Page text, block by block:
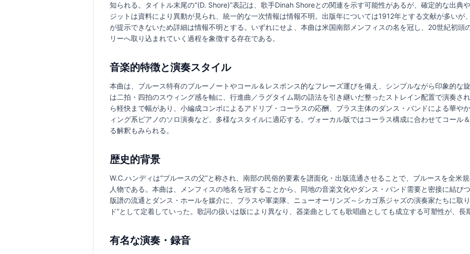
知られる。タイトル末尾の“(D. Shore)”表記は、歌手Dinah Shoreとの関連を示す可能性があるが、確定的な出典
ジットは資料により異動が見られ、統一的な一次情報は情報不明。出版年については1912年とする文献が多いが
が提示できないため詳細は情報不明とする。いずれにせよ、本曲は米国南部メンフィスの名を冠し、20世紀初頭
リーへ取り込まれていく過程を象徴する存在である。
音楽的特徴と演奏スタイル
本曲は、ブルース特有のブルーノートやコール＆レスポンス的なフレーズ運びを備え、シンプルながら印象的な
は二拍・四拍のスウィング感を軸に、行進曲／ラグタイム期の語法を引き継いだ整ったストレイン配置で演奏さ
ら軽快まで幅があり、小編成コンボによるアドリブ・コーラスの応酬、ブラス主体のダンス・バンドによる華や
ィング系ピアノのソロ演奏など、多様なスタイルに適応する。ヴォーカル版ではコーラス構成に合わせてコール
る解釈もみられる。
歴史的背景
W.C.ハンディは“ブルースの父”と称され、南部の民俗的要素を譜面化・出版流通させることで、ブルースを全米
人物である。本曲は、メンフィスの地名を冠することから、同地の音楽文化やダンス・バンド需要と密接に結び
版譜の流通とダンス・ホールを媒介に、ブラスや軍楽隊、ニューオーリンズ～シカゴ系ジャズの演奏家たちに取
ド”として定着していった。歌詞の扱いは版により異なり、器楽曲としても歌唱曲としても成立する可塑性が、長
有名な演奏・録音